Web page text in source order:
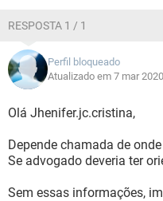
RESPOSTA 1 / 1
Perfil bloqueado
Atualizado em 7 mar
Olá Jhenifer.jc.cristina,
Depende chamada de
Se advogado deveria ter
Sem essas informações,